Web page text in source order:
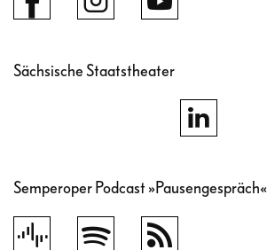
Sächsische Staatstheater
Semperoper Podcast »Pausengespräch«